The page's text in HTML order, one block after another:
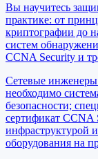
Вы научитесь
практике: от
криптографии до
систем
CCNA Security и
Сетевые
необходимо
безопасности;
сертификат CCNA
инфраструктурой
оборудования на